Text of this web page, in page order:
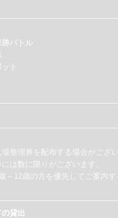
勝バトル
ト
整理券を配布する場合がござい
は数に限りがございます。
～12歳の方を優先してご案内す
貸出